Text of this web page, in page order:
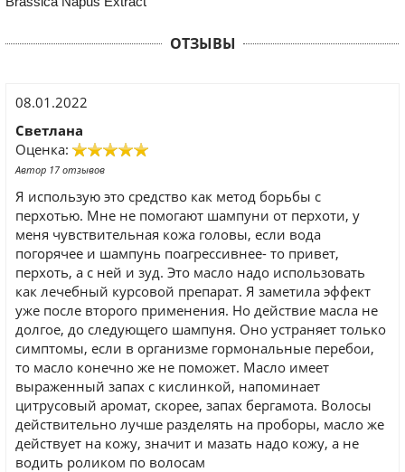
ОТЗЫВЫ
08.01.2022
Светлана
Оценка:
Автор 17 отзывов
Я использую это средство как метод борьбы с
перхотью. Мне не помогают шампуни от перхоти, у
меня чувствительная кожа головы, если вода
погорячее и шампунь поагрессивнее- то привет,
перхоть, а с ней и зуд. Это масло надо использовать
как лечебный курсовой препарат. Я заметила эффект
уже после второго применения. Но действие масла не
долгое, до следующего шампуня. Оно устраняет только
симптомы, если в организме гормональные перебои,
то масло конечно же не поможет. Масло имеет
выраженный запах с кислинкой, напоминает
цитрусовый аромат, скорее, запах бергамота. Волосы
действительно лучше разделять на проборы, масло же
действует на кожу, значит и мазать надо кожу, а не
водить роликом по волосам